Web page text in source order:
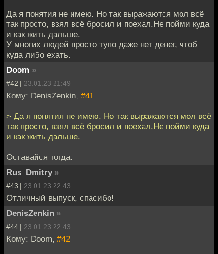
Да я понятия не имею. Но так выражаются мол всё
так просто, взял всё бросил и поехал.Не пойми куда
и как жить дальше.
У многих людей просто тупо даже нет денег, чтоб
куда либо ехать.
Doom »
#42 | 23.01.23 21:49
Кому: DenisZenkin, #41
> Да я понятия не имею. Но так выражаются мол всё
так просто, взял всё бросил и поехал.Не пойми куда
и как жить дальше.
Оставайся тогда.
Rus_Dmitry »
#43 | 23.01.23 22:43
Отличный выпуск, спасибо!
DenisZenkin »
#44 | 23.01.23 22:43
Кому: Doom, #42